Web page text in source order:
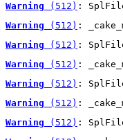
Warning (512) :
Warning (512) :
Warning (512) :
Warning (512) :
Warning (512) :
Warning (512) :
Warning (512) :